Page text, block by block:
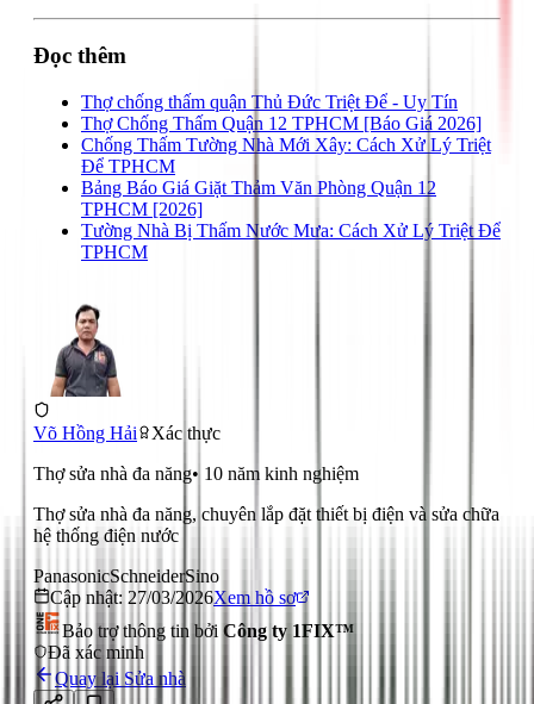
Đọc thêm
Thợ chống thấm quận Thủ Đức Triệt Để - Uy Tín
Thợ Chống Thấm Quận 12 TPHCM [Báo Giá 2026]
Chống Thấm Tường Nhà Mới Xây: Cách Xử Lý Triệt
Để TPHCM
Bảng Báo Giá Giặt Thảm Văn Phòng Quận 12
TPHCM [2026]
Tường Nhà Bị Thấm Nước Mưa: Cách Xử Lý Triệt Để
TPHCM
Võ Hồng Hải
Xác thực
Thợ sửa nhà đa năng• 10 năm kinh nghiệm
Thợ sửa nhà đa năng, chuyên lắp đặt thiết bị điện và sửa chữa
hệ thống điện nước
PanasonicSchneiderSino
Cập nhật: 27/03/2026Xem hồ sơ
Bảo trợ thông tin bởi Công ty 1FIX™
Đã xác minh
Quay lại Sửa nhà